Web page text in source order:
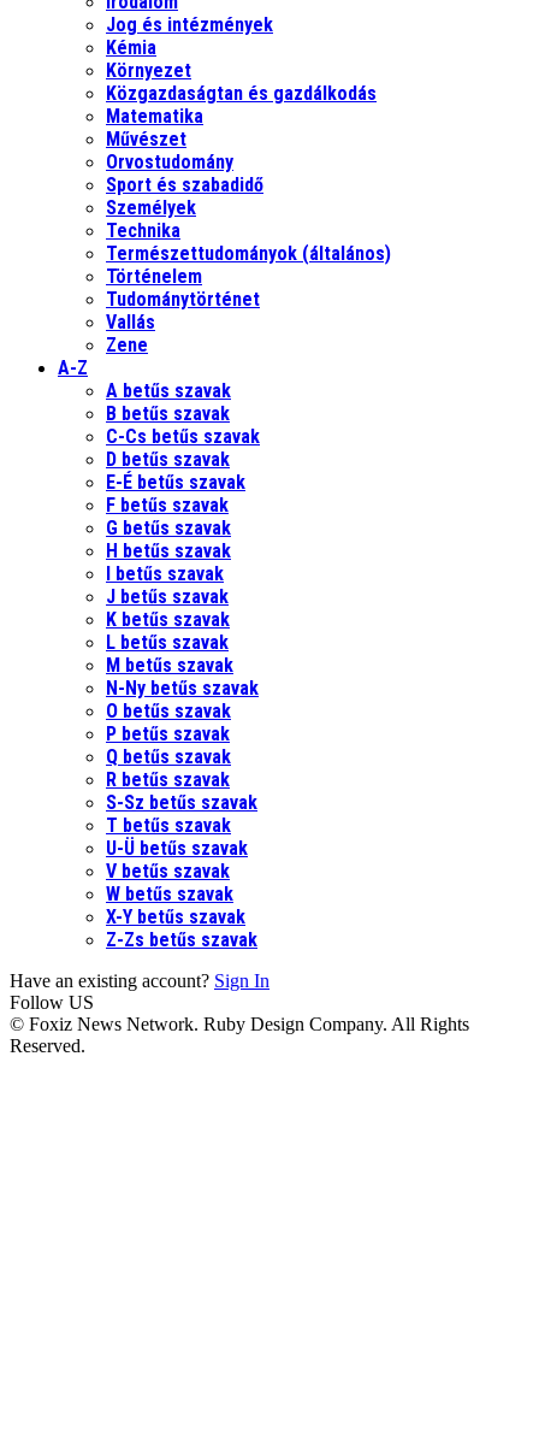
Jog és intézmények
Kémia
Környezet
Közgazdaságtan és gazdálkodás
Matematika
Művészet
Orvostudomány
Sport és szabadidő
Személyek
Technika
Természettudományok (általános)
Történelem
Tudománytörténet
Vallás
Zene
A-Z
A betűs szavak
B betűs szavak
C-Cs betűs szavak
D betűs szavak
E-É betűs szavak
F betűs szavak
G betűs szavak
H betűs szavak
I betűs szavak
J betűs szavak
K betűs szavak
L betűs szavak
M betűs szavak
N-Ny betűs szavak
O betűs szavak
P betűs szavak
Q betűs szavak
R betűs szavak
S-Sz betűs szavak
T betűs szavak
U-Ü betűs szavak
V betűs szavak
W betűs szavak
X-Y betűs szavak
Z-Zs betűs szavak
Have an existing account? Sign In
Follow US
© Foxiz News Network. Ruby Design Company. All Rights
Reserved.